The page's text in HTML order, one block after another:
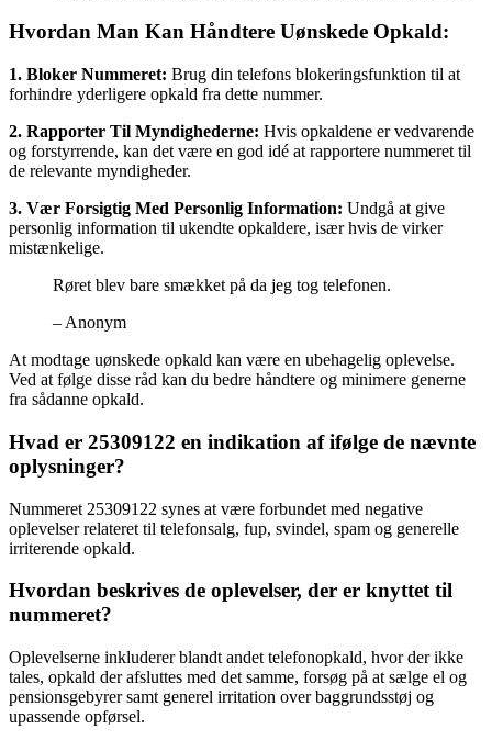
Hvordan Man Kan Håndtere Uønskede Opkald:
1. Bloker Nummeret: Brug din telefons blokeringsfunktion til at
forhindre yderligere opkald fra dette nummer.
2. Rapporter Til Myndighederne: Hvis opkaldene er vedvarende
og forstyrrende, kan det være en god idé at rapportere nummeret til
de relevante myndigheder.
3. Vær Forsigtig Med Personlig Information: Undgå at give
personlig information til ukendte opkaldere, især hvis de virker
mistænkelige.
Røret blev bare smækket på da jeg tog telefonen.
– Anonym
At modtage uønskede opkald kan være en ubehagelig oplevelse.
Ved at følge disse råd kan du bedre håndtere og minimere generne
fra sådanne opkald.
Hvad er 25309122 en indikation af ifølge de nævnte
oplysninger?
Nummeret 25309122 synes at være forbundet med negative
oplevelser relateret til telefonsalg, fup, svindel, spam og generelle
irriterende opkald.
Hvordan beskrives de oplevelser, der er knyttet til
nummeret?
Oplevelserne inkluderer blandt andet telefonopkald, hvor der ikke
tales, opkald der afsluttes med det samme, forsøg på at sælge el og
pensionsgebyrer samt generel irritation over baggrundsstøj og
upassende opførsel.